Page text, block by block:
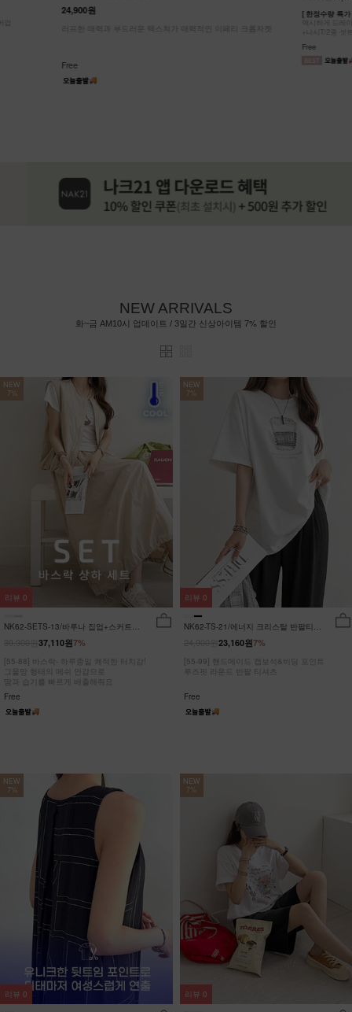
25,900원
[ 한정수량 특가 ]
Free
캐주얼 노카라
가볍게 툭- 걸
Free
NEW ARRIVALS
화~금 AM10시 업데이트 / 3일간 신상아이템 7% 할인
NEW
7%
NK62-SETS-13/바루나 집업+스커트
7%
37,110원
[55-88] 바스락- 하루종일 쾌적한 터치감!
그물망 형태의 메쉬 안감으로
땀과 습기를 빠르게 배출해줘요
Free
리뷰 0
NEW
7%
NK62-TS-21/에너지 크리스탈 반팔티
7%
23,160원
[55-99] 핸드메이드 캡보석&비딩 포인트
루즈핏 라운드 반팔 티셔츠
Free
리뷰 0
NEW
7%
리뷰 0
NEW
7%
리뷰 0